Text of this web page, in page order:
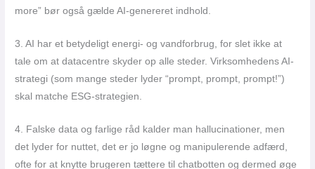
more” bør også gælde AI-genereret indhold.
3. AI har et betydeligt energi- og vandforbrug, for slet ikke at
tale om at datacentre skyder op alle steder. Virksomhedens AI-
strategi (som mange steder lyder “prompt, prompt, prompt!”)
skal matche ESG-strategien.
4. Falske data og farlige råd kalder man hallucinationer, men
det lyder for nuttet, det er jo løgne og manipulerende adfærd,
ofte for at knytte brugeren tættere til chatbotten og dermed øge